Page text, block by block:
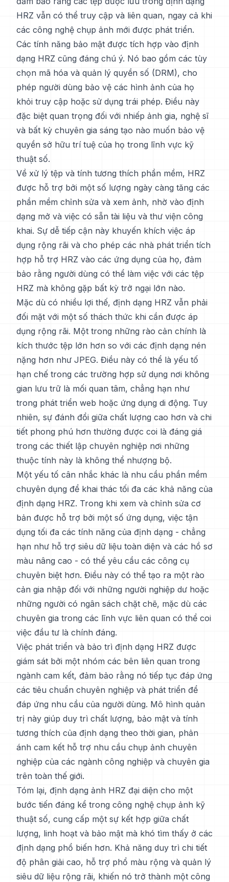
HRZ vẫn có thể truy cập và liên quan, ngay cả khi
các công nghệ chụp ảnh mới được phát triển.
Các tính năng bảo mật được tích hợp vào định
dạng HRZ cũng đáng chú ý. Nó bao gồm các tùy
chọn mã hóa và quản lý quyền số (DRM), cho
phép người dùng bảo vệ các hình ảnh của họ
khỏi truy cập hoặc sử dụng trái phép. Điều này
đặc biệt quan trọng đối với nhiếp ảnh gia, nghệ sĩ
và bất kỳ chuyên gia sáng tạo nào muốn bảo vệ
quyền sở hữu trí tuệ của họ trong lĩnh vực kỹ
thuật số.
Về xử lý tệp và tính tương thích phần mềm, HRZ
được hỗ trợ bởi một số lượng ngày càng tăng các
phần mềm chỉnh sửa và xem ảnh, nhờ vào định
dạng mở và việc có sẵn tài liệu và thư viện công
khai. Sự dễ tiếp cận này khuyến khích việc áp
dụng rộng rãi và cho phép các nhà phát triển tích
hợp hỗ trợ HRZ vào các ứng dụng của họ, đảm
bảo rằng người dùng có thể làm việc với các tệp
HRZ mà không gặp bất kỳ trở ngại lớn nào.
Mặc dù có nhiều lợi thế, định dạng HRZ vẫn phải
đối mặt với một số thách thức khi cần được áp
dụng rộng rãi. Một trong những rào cản chính là
kích thước tệp lớn hơn so với các định dạng nén
nặng hơn như JPEG. Điều này có thể là yếu tố
hạn chế trong các trường hợp sử dụng nơi không
gian lưu trữ là mối quan tâm, chẳng hạn như
trong phát triển web hoặc ứng dụng di động. Tuy
nhiên, sự đánh đổi giữa chất lượng cao hơn và chi
tiết phong phú hơn thường được coi là đáng giá
trong các thiết lập chuyên nghiệp nơi những
thuộc tính này là không thể nhượng bộ.
Một yếu tố cân nhắc khác là nhu cầu phần mềm
chuyên dụng để khai thác tối đa các khả năng của
định dạng HRZ. Trong khi xem và chỉnh sửa cơ
bản được hỗ trợ bởi một số ứng dụng, việc tận
dụng tối đa các tính năng của định dạng - chẳng
hạn như hỗ trợ siêu dữ liệu toàn diện và các hồ sơ
màu nâng cao - có thể yêu cầu các công cụ
chuyên biệt hơn. Điều này có thể tạo ra một rào
cản gia nhập đối với những người nghiệp dư hoặc
những người có ngân sách chặt chẽ, mặc dù các
chuyên gia trong các lĩnh vực liên quan có thể coi
việc đầu tư là chính đáng.
Việc phát triển và bảo trì định dạng HRZ được
giám sát bởi một nhóm các bên liên quan trong
ngành cam kết, đảm bảo rằng nó tiếp tục đáp ứng
các tiêu chuẩn chuyên nghiệp và phát triển để
đáp ứng nhu cầu của người dùng. Mô hình quản
trị này giúp duy trì chất lượng, bảo mật và tính
tương thích của định dạng theo thời gian, phản
ánh cam kết hỗ trợ nhu cầu chụp ảnh chuyên
nghiệp của các ngành công nghiệp và chuyên gia
trên toàn thế giới.
Tóm lại, định dạng ảnh HRZ đại diện cho một
bước tiến đáng kể trong công nghệ chụp ảnh kỹ
thuật số, cung cấp một sự kết hợp giữa chất
lượng, linh hoạt và bảo mật mà khó tìm thấy ở các
định dạng phổ biến hơn. Khả năng duy trì chi tiết
độ phân giải cao, hỗ trợ phổ màu rộng và quản lý
siêu dữ liệu rộng rãi, khiến nó trở thành một công